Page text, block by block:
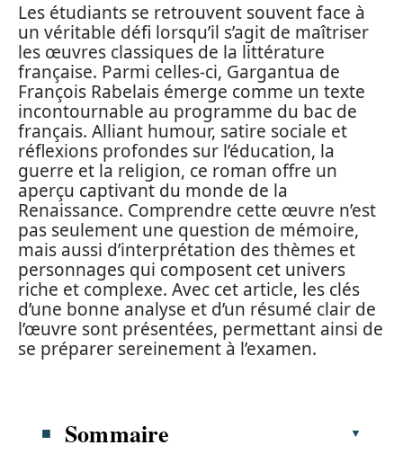
Les étudiants se retrouvent souvent face à
un véritable défi lorsqu’il s’agit de maîtriser
les œuvres classiques de la littérature
française. Parmi celles-ci, Gargantua de
François Rabelais émerge comme un texte
incontournable au programme du bac de
français. Alliant humour, satire sociale et
réflexions profondes sur l’éducation, la
guerre et la religion, ce roman offre un
aperçu captivant du monde de la
Renaissance. Comprendre cette œuvre n’est
pas seulement une question de mémoire,
mais aussi d’interprétation des thèmes et
personnages qui composent cet univers
riche et complexe. Avec cet article, les clés
d’une bonne analyse et d’un résumé clair de
l’œuvre sont présentées, permettant ainsi de
se préparer sereinement à l’examen.
Sommaire